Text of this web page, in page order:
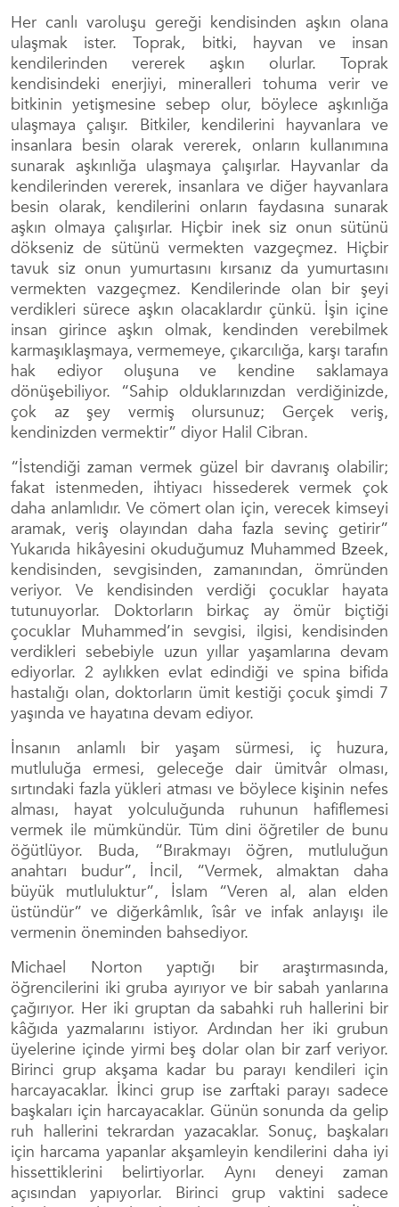
Her canlı varoluşu gereği kendisinden aşkın olana
ulaşmak ister. Toprak, bitki, hayvan ve insan
kendilerinden vererek aşkın olurlar. Toprak
kendisindeki enerjiyi, mineralleri tohuma verir ve
bitkinin yetişmesine sebep olur, böylece aşkınlığa
ulaşmaya çalışır. Bitkiler, kendilerini hayvanlara ve
insanlara besin olarak vererek, onların kullanımına
sunarak aşkınlığa ulaşmaya çalışırlar. Hayvanlar da
kendilerinden vererek, insanlara ve diğer hayvanlara
besin olarak, kendilerini onların faydasına sunarak
aşkın olmaya çalışırlar. Hiçbir inek siz onun sütünü
dökseniz de sütünü vermekten vazgeçmez. Hiçbir
tavuk siz onun yumurtasını kırsanız da yumurtasını
vermekten vazgeçmez. Kendilerinde olan bir şeyi
verdikleri sürece aşkın olacaklardır çünkü. İşin içine
insan girince aşkın olmak, kendinden verebilmek
karmaşıklaşmaya, vermemeye, çıkarcılığa, karşı tarafın
hak ediyor oluşuna ve kendine saklamaya
dönüşebiliyor. “Sahip olduklarınızdan verdiğinizde,
çok az şey vermiş olursunuz; Gerçek veriş,
kendinizden vermektir” diyor Halil Cibran.
“İstendiği zaman vermek güzel bir davranış olabilir;
fakat istenmeden, ihtiyacı hissederek vermek çok
daha anlamlıdır. Ve cömert olan için, verecek kimseyi
aramak, veriş olayından daha fazla sevinç getirir”
Yukarıda hikâyesini okuduğumuz Muhammed Bzeek,
kendisinden, sevgisinden, zamanından, ömründen
veriyor. Ve kendisinden verdiği çocuklar hayata
tutunuyorlar. Doktorların birkaç ay ömür biçtiği
çocuklar Muhammed’in sevgisi, ilgisi, kendisinden
verdikleri sebebiyle uzun yıllar yaşamlarına devam
ediyorlar. 2 aylıkken evlat edindiği ve spina bifida
hastalığı olan, doktorların ümit kestiği çocuk şimdi 7
yaşında ve hayatına devam ediyor.
İnsanın anlamlı bir yaşam sürmesi, iç huzura,
mutluluğa ermesi, geleceğe dair ümitvâr olması,
sırtındaki fazla yükleri atması ve böylece kişinin nefes
alması, hayat yolculuğunda ruhunun hafiflemesi
vermek ile mümkündür. Tüm dini öğretiler de bunu
öğütlüyor. Buda, “Bırakmayı öğren, mutluluğun
anahtarı budur”, İncil, “Vermek, almaktan daha
büyük mutluluktur”, İslam “Veren al, alan elden
üstündür” ve diğerkâmlık, îsâr ve infak anlayışı ile
vermenin öneminden bahsediyor.
Michael Norton yaptığı bir araştırmasında,
öğrencilerini iki gruba ayırıyor ve bir sabah yanlarına
çağırıyor. Her iki gruptan da sabahki ruh hallerini bir
kâğıda yazmalarını istiyor. Ardından her iki grubun
üyelerine içinde yirmi beş dolar olan bir zarf veriyor.
Birinci grup akşama kadar bu parayı kendileri için
harcayacaklar. İkinci grup ise zarftaki parayı sadece
başkaları için harcayacaklar. Günün sonunda da gelip
ruh hallerini tekrardan yazacaklar. Sonuç, başkaları
için harcama yapanlar akşamleyin kendilerini daha iyi
hissettiklerini belirtiyorlar. Aynı deneyi zaman
açısından yapıyorlar. Birinci grup vaktini sadece